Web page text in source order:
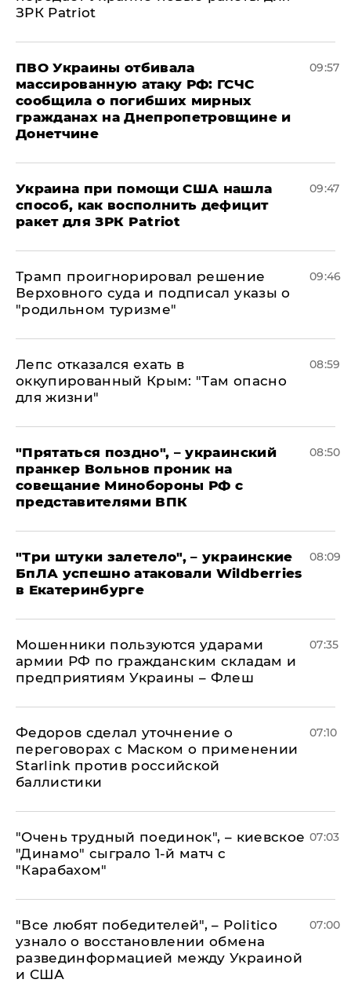
ЗРК Patriot
ПВО Украины отбивала
массированную атаку РФ: ГСЧС
сообщила о погибших мирных
гражданах на Днепропетровщине и
Донетчине
09:57
Украина при помощи США нашла
способ, как восполнить дефицит
ракет для ЗРК Patriot
09:47
Трамп проигнорировал решение
Верховного суда и подписал указы о
"родильном туризме"
09:46
Лепс отказался ехать в
оккупированный Крым: "Там опасно
для жизни"
08:59
"Прятаться поздно", – украинский
пранкер Вольнов проник на
совещание Минобороны РФ с
представителями ВПК
08:50
"Три штуки залетело", – украинские
БпЛА успешно атаковали Wildberries
в Екатеринбурге
08:09
Мошенники пользуются ударами
армии РФ по гражданским складам и
предприятиям Украины – Флеш
07:35
Федоров сделал уточнение о
переговорах с Маском о применении
Starlink против российской
баллистики
07:10
"Очень трудный поединок", – киевское
"Динамо" сыграло 1-й матч с
"Карабахом"
07:03
​"Все любят победителей", – Politico
узнало о восстановлении обмена
развединформацией между Украиной
и США
07:00